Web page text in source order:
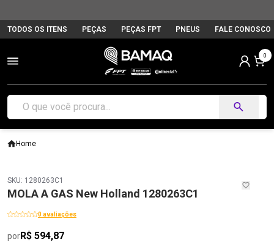
TODOS OS ITENS PEÇAS PEÇAS FPT PNEUS FALE CONOSCO
0
Home
SKU: 1280263C1
MOLA A GAS New Holland 1280263C1
0 avaliações
porR$ 594,87